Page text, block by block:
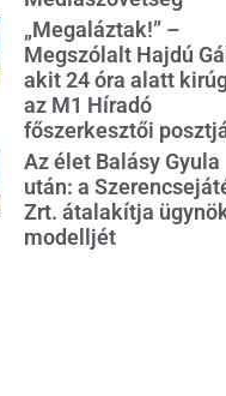
„Megaláztak!” –
Megszólalt Hajdú
akit 24 óra alatt
az M1 Híradó
főszerkesztői
Az élet Balásy Gyula
után: a
Zrt. átalakítja
modelljét